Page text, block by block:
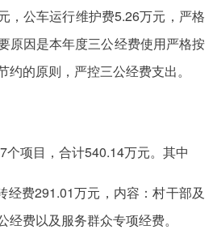
，公车运行维护费5.26万元，严格
原因是本年度三公经费使用严格按
的原则，严控三公经费支出。
个项目，合计540.14万元。其中
经费291.01万元，内容：村干部及
费以及服务群众专项经费。